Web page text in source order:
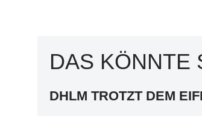
DAS KÖNNTE
DHLM TROTZT DEM